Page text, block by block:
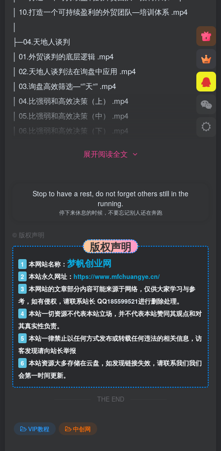
│ 10.打造一个可持续盈利的外贸团队—培训体系 .mp4
├─04.天地人谈判
│ 01.外贸谈判的底层逻辑 .mp4
│ 02.天地人谈判法在询盘中应用 .mp4
│ 03.询盘高效筛选—“”天“” .mp4
│ 04.比强弱和高效决策（上） .mp4
│ 05.比强弱和高效决策（中） .mp4
│ 06.比强弱和高效决策（下） .mp4
│ 08.邮件专业书写—准确 .mp4
│ 10.开发信底层逻辑 .mp4
│ 11.从谈判角度写开发信—初级开发信 .mp4
│ 13.高级开发信——痛点+利益 .mp4
│ 14.终极开发信 .mp4
│ 15.价格谈判底层逻辑 .mp4
│ 16.这样报价，进可攻退可守 .mp4
│ 17.付款条款谈判 .mp4
│ 18.质保谈判 .mp4
│ 19.客户砍价，如何应对 .mp4
│ 20.如何给客户涨价 .mp4
│ 21.如何降价 .mp4
│ 22.如何规划全球市场 .mp4
│ 23.市场独家怎么谈 .mp4
│ 24.市场冲突怎么处理？ .mp4
│ 26.如何快速有效推进样品测试 .mp4
展开阅读全文
Stop to have a rest, do not forget others still in the
running.
停下来休息的时候，不要忘记别人还在奔跑
© 版权声明
版权声明
1 本网站名称： 梦帆创业网
2 本站永久网址： https://www.mfchuangye.cn/
3 本网站的文章部分内容可能来源于网络，仅供大家学习与参
考，如有侵权，请联系站长 QQ185599521进行删除处理。
4 本站一切资源不代表本站立场，并不代表本站赞同其观点和对
其真实性负责。
5 本站一律禁止以任何方式发布或转载任何违法的相关信息，访
客发现请向站长举报
6 本站资源大多存储在云盘，如发现链接失效，请联系我们我们
会第一时间更新。
THE END
VIP教程 中创网